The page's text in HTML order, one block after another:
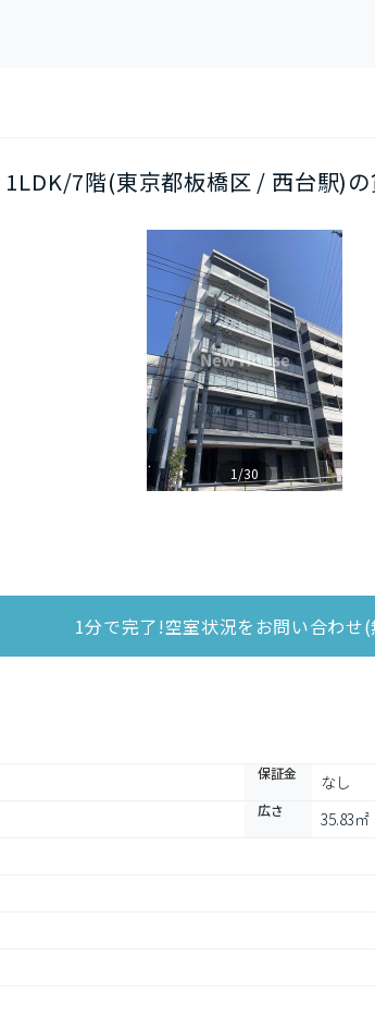
1LDK/7階(東京都板橋区 / 西台駅)の
1/30
1分で完了!空室状況をお問い合わせ(
保証金 なし
広さ 35.83㎡